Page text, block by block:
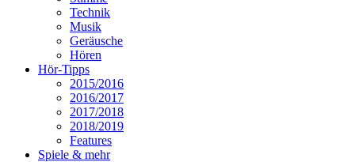
Technik
Musik
Geräusche
Hören
Hör-Tipps
2015/2016
2016/2017
2017/2018
2018/2019
Features
Spiele & mehr